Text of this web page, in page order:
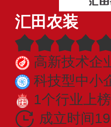
汇田农装
高新技术企
科技型中小
1个行业上
成立时间